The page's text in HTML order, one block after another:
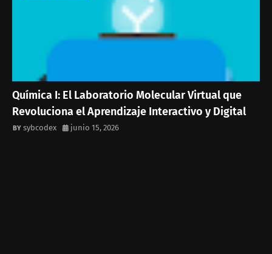
Química I: El Laboratorio Molecular Virtual que
Revoluciona el Aprendizaje Interactivo y Digital
sybcodex junio 15, 2026